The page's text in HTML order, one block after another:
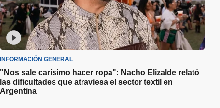
INFORMACIÓN GENERAL
"Nos sale carísimo hacer ropa": Nacho Elizalde relató
las dificultades que atraviesa el sector textil en
Argentina